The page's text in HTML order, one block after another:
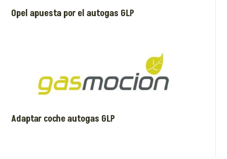
Opel apuesta por el autogas GLP
Adaptar coche autogas GLP